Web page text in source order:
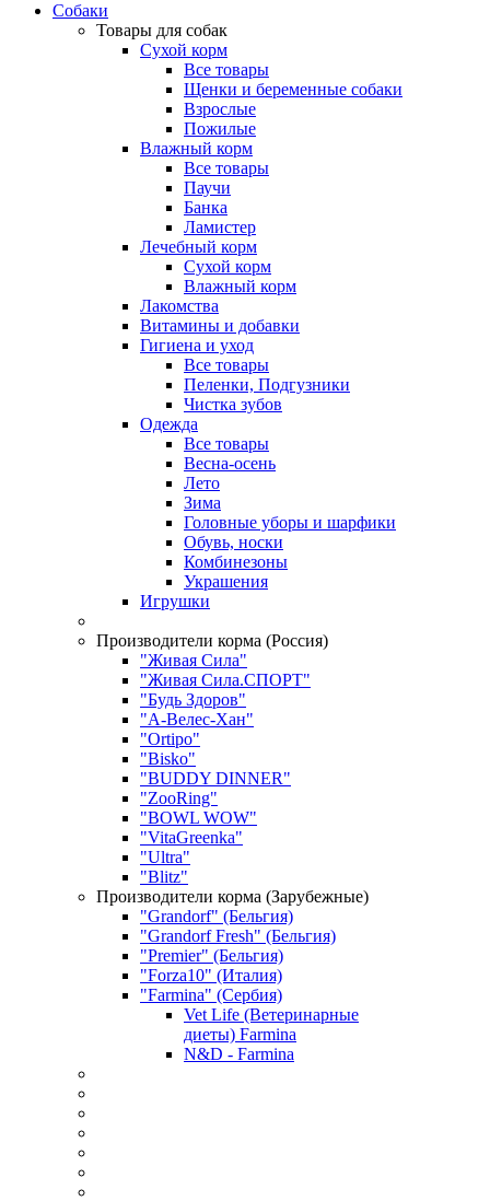
Собаки
Товары для собак
Сухой корм
Все товары
Щенки и беременные собаки
Взрослые
Пожилые
Влажный корм
Все товары
Паучи
Банка
Ламистер
Лечебный корм
Сухой корм
Влажный корм
Лакомства
Витамины и добавки
Гигиена и уход
Все товары
Пеленки, Подгузники
Чистка зубов
Одежда
Все товары
Весна-осень
Лето
Зима
Головные уборы и шарфики
Обувь, носки
Комбинезоны
Украшения
Игрушки
Производители корма (Россия)
"Живая Сила"
"Живая Сила.СПОРТ"
"Будь Здоров"
"А-Велес-Хан"
"Ortipo"
"Bisko"
"BUDDY DINNER"
"ZooRing"
"BOWL WOW"
"VitaGreenka"
"Ultra"
"Blitz"
Производители корма (Зарубежные)
"Grandorf" (Бельгия)
"Grandorf Fresh" (Бельгия)
"Premier" (Бельгия)
"Forza10" (Италия)
"Farmina" (Сербия)
Vet Life (Ветеринарные
диеты) Farmina
N&D - Farmina